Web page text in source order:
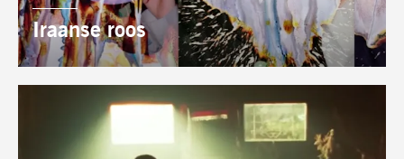
Iraanse roos